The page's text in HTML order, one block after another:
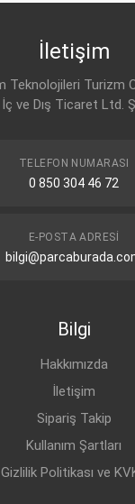
İletişim
Teknolojileri Turizm
İç ve Dış Ticaret Ltd.
TELEFON NUMARASI
0 850 304 46 72
E-POSTA ADRESI
Bilgi
Hakkımızda
İletişim
Sipariş Takip
Kullanım Şartları
Gizlilik Politikası ve